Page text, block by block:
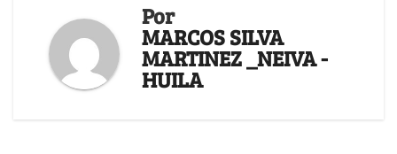
Por
MARCOS SILVA
MARTINEZ _NEIVA -
HUILA